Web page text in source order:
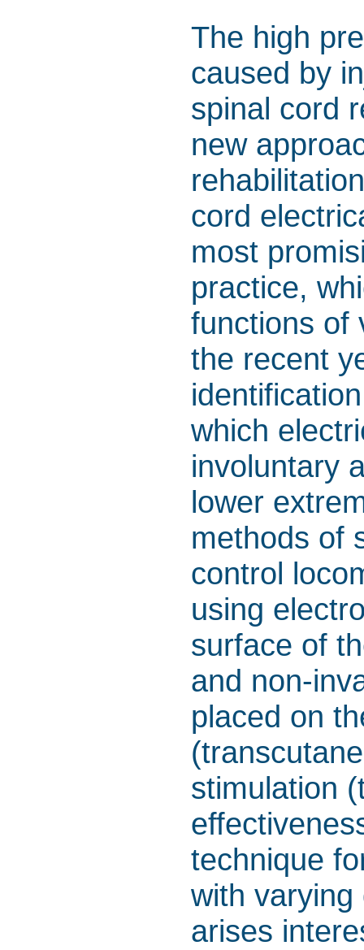
The high
caused by
spinal cord
new
cord
most
practice,
functions of
the recent
which
involuntary
lower
methods of
control
using
surface of
and non-
placed on
stimulation
technique
with
arises